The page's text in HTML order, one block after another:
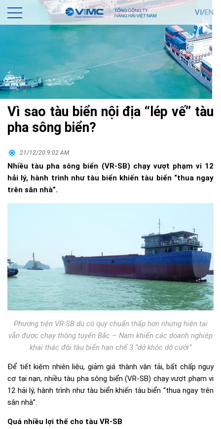
VI/EN
Vì sao tàu biển nội địa “lép vế” tàu
pha sông biển?
21/12/20 9:02 AM
Nhiều tàu pha sông biển (VR-SB) chạy vượt phạm vi 12
hải lý, hành trình như tàu biển khiến tàu biển “thua ngay
trên sân nhà”.
Phương tiện VR-SB dù có quy chuẩn thấp hơn nhưng hiện tại
vẫn được chạy thông tuyến Bắc – Nam khiến các doanh nghiệp
khai thác đội tàu biển hạn chế 3 “dở khóc dở cười”
Để tiết kiệm nhiên liệu, giảm giá thành vận tải, bất chấp nguy
cơ tai nạn, nhiều tàu pha sông biển (VR-SB) chạy vượt phạm vi
12 hải lý, hành trình như tàu biển khiến tàu biển “thua ngay trên
sân nhà”.
Quá nhiều lợi thế cho tàu VR-SB